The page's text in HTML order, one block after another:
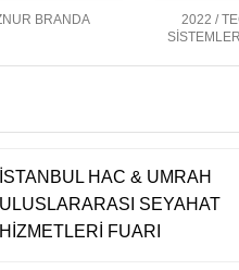
BRANDA
2022 /
İSTANBUL HAC & UMRAH
ULUSLARARASI SEYAHAT
HİZMETLERİ FUARI